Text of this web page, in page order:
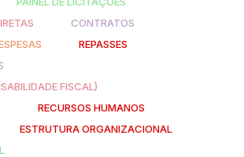
CONTRATOS
REPASSES
FISCAL)
RECURSOS HUMANOS
ESTRUTURA ORGANIZACIONAL